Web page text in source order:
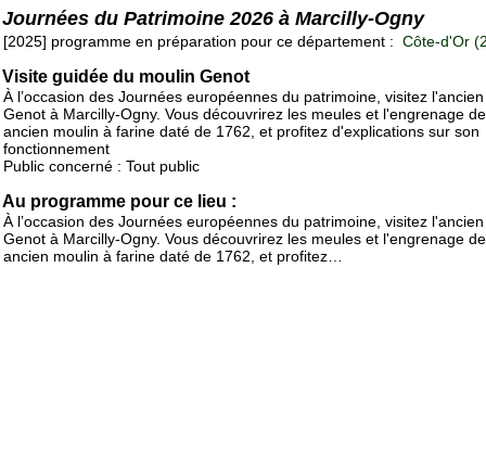
Journées du Patrimoine 2026 à Marcilly-Ogny
[2025] programme en préparation pour ce département : Côte-d'Or
Visite guidée du moulin Genot
À l’occasion des Journées européennes du patrimoine, visitez
Genot à Marcilly-Ogny. Vous découvrirez les meules et l'engrenage
ancien moulin à farine daté de 1762, et profitez d'explications sur son
fonctionnement
Public concerné : Tout public
Au programme pour ce lieu :
À l’occasion des Journées européennes du patrimoine, visitez
Genot à Marcilly-Ogny. Vous découvrirez les meules et l'engrenage
ancien moulin à farine daté de 1762, et profitez…